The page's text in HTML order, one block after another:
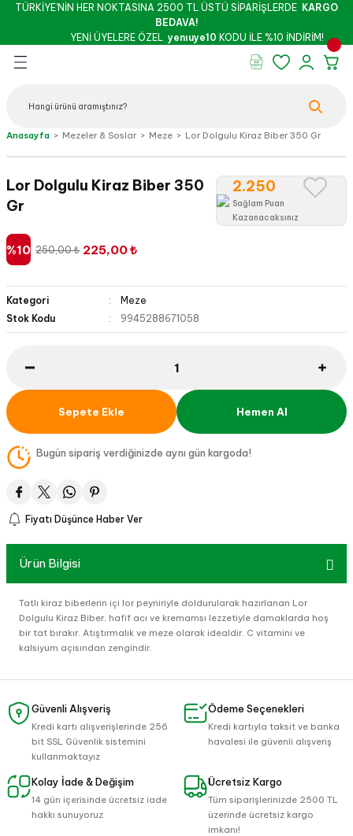
TÜRKİYE’NİN HER NOKTASINA 2500 TL ÜSTÜ SİPARİŞLERDE KARGO
BEDAVA!
YENİ ÜYELERE ÖZEL yenıuye10KODU İLE %10 İNDİRİM!
Geri Dön
İthal Peynirler
Yöresel Peynirler
Geri Dön
& Salça
Geri Dön
Geri Dön
Geri Dön
Geri Dön
Anasayfa Mezeler & Soslar Meze Lor Dolgulu Kiraz Biber 350 Gr
Lor Dolgulu Kiraz Biber 350
Gr
2.250
Sağlam Puan
Kazanacaksınız
%10 250,00 ₺ 225,00 ₺
Kategori
Meze
Stok Kodu
9945288671058
Sepete Ekle Hemen Al
Bugün sipariş verdiğinizde aynı gün kargoda!
Fiyatı Düşünce Haber Ver
Ürün Bilgisi
Tatlı kiraz biberlerin içi lor peyniriyle doldurularak hazırlanan Lor
Dolgulu Kiraz Biber, hafif acı ve kremamsı lezzetiyle damaklarda hoş
bir tat bırakır. Atıştırmalık ve meze olarak idealdir. C vitamini ve
kalsiyum açısından zengindir.
Güvenli Alışveriş
Kredi kartı alışverişlerinde 256
bit SSL Güvenlik sistemini
kullanmaktayız
Ödeme Seçenekleri
Kredi kartıyla taksit ve banka
havalesi ile güvenli alışveriş
Kolay İade & Değişim
14 gün içerisinde ücretsiz iade
hakkı sunuyoruz
Ücretsiz Kargo
Tüm siparişlerinizde 2500 TL
üzerinde ücretsiz kargo
imkanı!